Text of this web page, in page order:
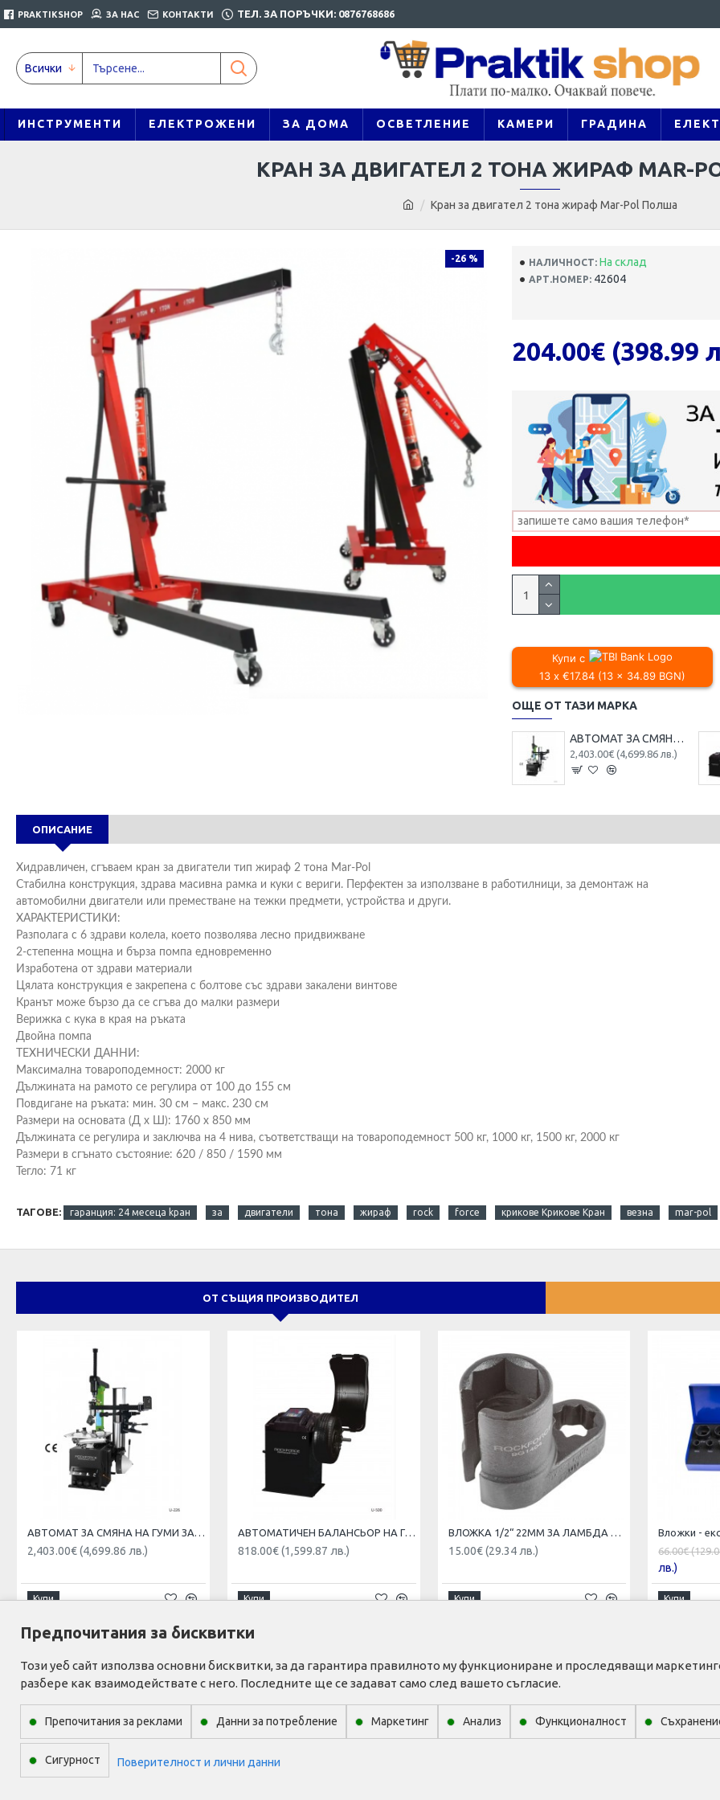
PRAKTIKSHOP ЗА НАС КОНТАКТИ ТЕЛ. ЗА ПОРЪЧКИ: 0876768686
Всички
ИНСТРУМЕНТИ ЕЛЕКТРОЖЕНИ ЗА ДОМА ОСВЕТЛЕНИЕ КАМЕРИ ГРАДИНА
Кран за двигател 2 тона жираф Mar-Pol Полша
КРАН ЗА ДВИГАТЕЛ 2 ТОНА ЖИРАФ MAR-
-26 % НАЛИЧНОСТ: На склад
АРТ.НОМЕР: 42604
204.00€ (398.99
Купи с
13 x €17.84 (13 x 34.89 BGN)
ОЩЕ ОТ ТАЗИ МАРКА
АВТОМАТ ЗА СМЯНА НА ГУМИ ЗА ДЖАНТИ С РАМО RockForce , U226
2,403.00€ (4,699.86 лв.)
ОПИСАНИЕ
Хидравличен, сгъваем кран за двигатели тип жираф 2 тона Mar-Pol
Стабилна конструкция, здрава масивна рамка и куки с вериги. Перфектен за използване в работилници, за демонтаж на
автомобилни двигатели или преместване на тежки предмети, устройства и други.
ХАРАКТЕРИСТИКИ:
Разполага с 6 здрави колела, което позволява лесно придвижване
2-степенна мощна и бърза помпа едновременно
Изработена от здрави материали
Цялата конструкция е закрепена с болтове със здрави закалени винтове
Кранът може бързо да се сгъва до малки размери
Верижка с кука в края на ръката
Двойна помпа
ТЕХНИЧЕСКИ ДАННИ:
Максимална товароподемност: 2000 кг
Дължината на рамото се регулира от 100 до 155 см
Повдигане на ръката: мин. 30 см – макс. 230 см
Размери на основата (Д х Ш): 1760 х 850 мм
Дължината се регулира и заключва на 4 нива, съответстващи на товароподемност 500 кг, 1000 кг, 1500 кг, 2000 кг
Размери в сгънато състояние: 620 / 850 / 1590 мм
Тегло: 71 кг
ТАГОВЕ: гаранция: 24 месеца kран за двигатели тона жираф rock force крикове Крикове Кран везна mar-pol
ОТ СЪЩИЯ ПРОИЗВОДИТЕЛ
АВТОМАТ ЗА СМЯНА НА ГУМИ ЗА ДЖАНТИ С РАМО RockForce , U226
2,403.00€ (4,699.86 лв.)
Купи
АВТОМАТИЧЕН БАЛАНСЬОР НА ГУМИ ROCKFORCE RF-U-500
818.00€ (1,599.87 лв.)
Купи
ВЛОЖКА 1/2“ 22ММ ЗА ЛАМБДА СОНДА ROCKFORCE , RF-9G1404
15.00€ (29.34 лв.)
Купи
66.00€
лв.)
Купи
ИНФОРМАЦИЯ
Доставка
Общи условия
Формуляр за отказ
ПОТРЕБИТЕЛ
Моят профил
Списък с желани
Адреси за доставка
Промо продукти
Производители
Предпочитания за бисквитки
Този уеб сайт използва основни бисквитки, за да гарантира правилното му функциониране и проследяващи
разбере как взаимодействате с него. Последните ще се задават само след вашето съгласие.
Препочитания за реклами Данни за потребление Маркетинг Анализ Функционалност
Сигурност Поверителност и лични данни